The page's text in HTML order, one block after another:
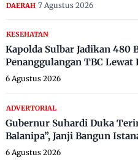
DAERAH 7 Agustus 2026
KESEHATAN
Kapolda Sulbar Jadikan 480
Penanggulangan TBC Lewat
6 Agustus 2026
ADVERTORIAL
Gubernur Suhardi Duka
Balanipa”, Janji Bangun
6 Agustus 2026